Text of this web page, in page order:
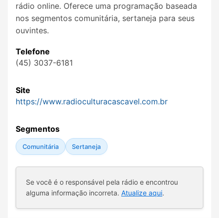
rádio online. Oferece uma programação baseada
nos segmentos comunitária, sertaneja para seus
ouvintes.
Telefone
(45) 3037-6181
Site
https://www.radioculturacascavel.com.br
Segmentos
Comunitária Sertaneja
Se você é o responsável pela rádio e encontrou
alguma informação incorreta. Atualize aqui.